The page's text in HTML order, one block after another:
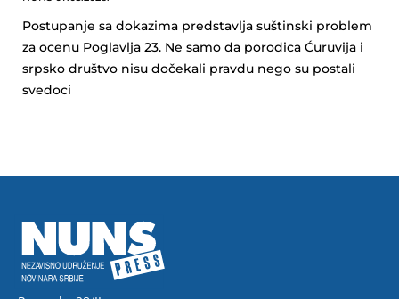
Postupanje sa dokazima predstavlja suštinski problem
za ocenu Poglavlja 23. Ne samo da porodica Ćuruvija i
srpsko društvo nisu dočekali pravdu nego su postali
svedoci